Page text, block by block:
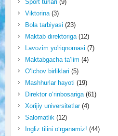
Sport turlari (9)
Viktorina(3)
Bola tarbiyasi (23)
Maktab direktoriga(12)
Lavozim yo'riqnomasi (7)
Maktabgacha ta’lim (4)
O‘lchov birliklari (5)
Mashhurlar hayoti (19)
Direktor o‘rinbosariga(61)
Xorijiy universitetlar(4)
Salomatlik (12)
Ingliz tilini o‘rganamiz! (44)